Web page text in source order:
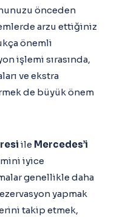
önceden
arzu ettiğiniz
önemli
işlemi sırasında,
ve ekstra
de büyük önem
ile Mercedes’i
iyice
genellikle daha
yapmak
takip etmek,